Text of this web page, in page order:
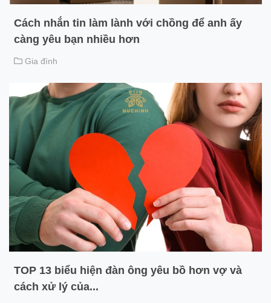
Cách nhắn tin làm lành với chồng để anh ấy
càng yêu bạn nhiều hơn
Gia đình
TOP 13 biểu hiện đàn ông yêu bồ hơn vợ và
cách xử lý của...